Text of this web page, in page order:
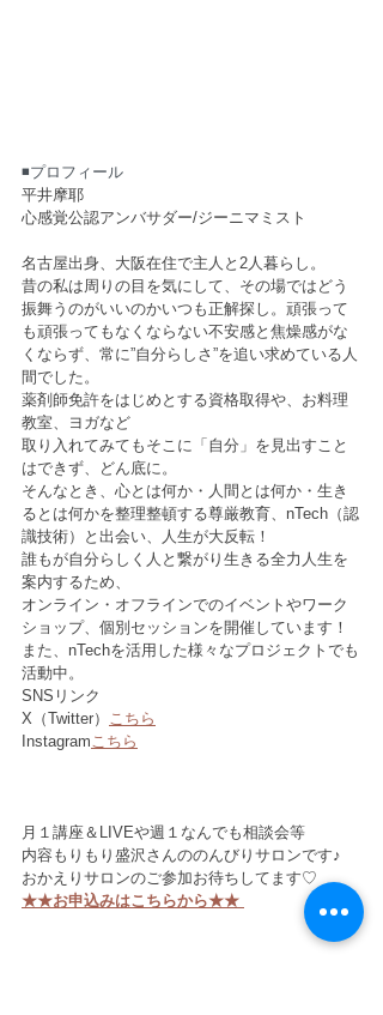
◾️プロフィール
平井摩耶
心感覚公認アンバサダー/ジーニマミスト
名古屋出身、大阪在住で主人と2人暮らし。
昔の私は周りの目を気にして、その場ではどう
振舞うのがいいのかいつも正解探し。頑張って
も頑張ってもなくならない不安感と焦燥感がな
くならず、常に”自分らしさ”を追い求めている人
間でした。
薬剤師免許をはじめとする資格取得や、お料理
教室、ヨガなど
取り入れてみてもそこに「自分」を見出すこと
はできず、どん底に。
そんなとき、心とは何か・人間とは何か・生き
るとは何かを整理整頓する尊厳教育、nTech（認
識技術）と出会い、人生が大反転！​
誰もが自分らしく人と繋がり生きる全力人生を
案内するため、
オンライン・オフラインでのイベントやワーク
ショップ、個別セッションを開催しています！
また、nTechを活用した様々なプロジェクトでも
活動中。
SNSリンク
X（Twitter） こちら
Instagramこちら
月１講座＆LIVEや週１なんでも相談会等
内容もりもり盛沢さんののんびりサロンです♪
おかえりサロンのご参加お待ちしてます♡
★★お申込みはこちらから★★